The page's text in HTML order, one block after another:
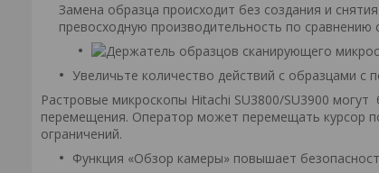
Замена образца происходит без создания и
превосходную производительность по сравнению
Увеличьте количество действий с образцами
Растровые микроскопы Hitachi SU3800/SU3900
перемещения. Оператор может перемещать курсор
ограничений.
Функция «Обзор камеры» повышает